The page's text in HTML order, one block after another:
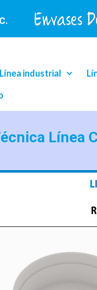
Línea industrial
Línea